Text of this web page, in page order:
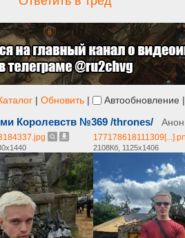
| Обновить | Автообновление |
Королевств №369 /thrones/
2108Кб, 1125x1406